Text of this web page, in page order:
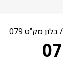
/ בלון מק”ט 079